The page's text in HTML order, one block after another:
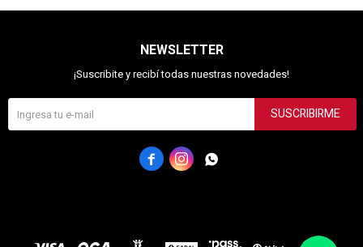
NEWSLETTER
¡Suscribite y recibí todas nuestras novedades!
SUSCRIBIRME
  